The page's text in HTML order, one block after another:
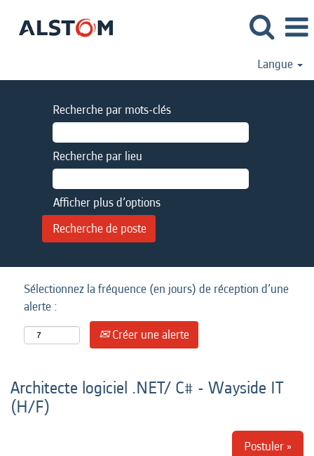
Langue
Recherche par mots-clés
Recherche par lieu
Afficher plus d’options
Sélectionnez la fréquence (en jours) de réception d’une
alerte :
Créer une alerte
Architecte logiciel .NET/ C# - Wayside IT
(H/F)
Postuler »